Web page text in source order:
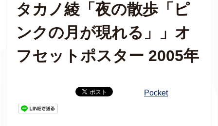
タカノ綾「夜の散歩「ピ
ンクの月が現れる」」オ
フセットポスター 2005年
Pocket